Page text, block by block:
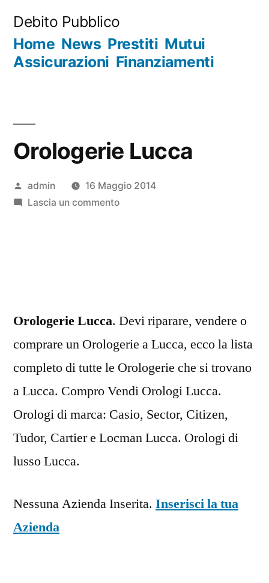
contenuto
Debito Pubblico
Home News Prestiti Mutui
Assicurazioni Finanziamenti
Orologerie Lucca
Pubblicato
da
admin
16 Maggio 2014
Lascia un commentosu
Orologerie Lucca. Devi riparare, vendere o
comprare un Orologerie a Lucca, ecco la lista
completo di tutte le Orologerie che si trovano
a Lucca. Compro Vendi Orologi Lucca.
Orologi di marca: Casio, Sector, Citizen,
Tudor, Cartier e Locman Lucca. Orologi di
lusso Lucca.
Nessuna Azienda Inserita. Inserisci la tua
Azienda